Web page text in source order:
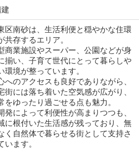
区南砂は、生活利便と穏やかな住環
共存するエリア。
商業施設やスーパー、公園などが身
揃い、子育て世代にとって暮らしや
環境が整っています。
へのアクセスも良好でありながら、
街には落ち着いた空気感が広がり、
をゆったり過ごせる点も魅力。
発によって利便性が高まりつつも、
に根付いた生活感が残っており、無
く自然体で暮らせる街として支持さ
います。